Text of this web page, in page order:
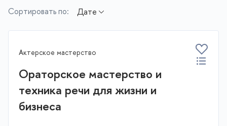
Программы с актуальным набором
Сортировать по:
Актерское мастерство
Ораторское мастерство и
техника речи для жизни и
бизнеса